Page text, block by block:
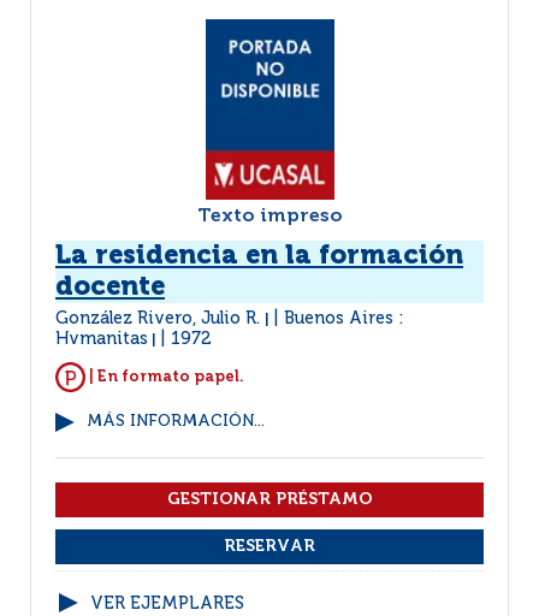
Texto impreso
La residencia en la formación
docente
González Rivero, Julio R.
Buenos Aires :
Hvmanitas
1972
| En formato papel.
MÁS INFORMACIÓN...
VER EJEMPLARES